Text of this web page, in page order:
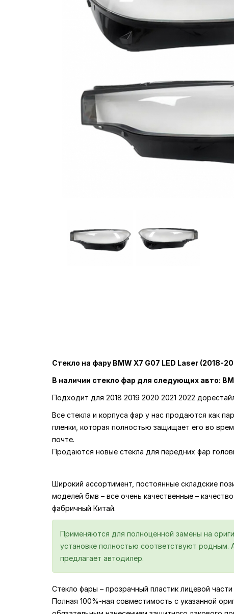
Стекло на фару BMW X7 G07 LED Laser (2018-
В наличии стекло фар для следующих авто:
Подходит для 2018 2019 2020 2021 2022
Все стекла и корпуса фар у нас продаются как
пленки, которая полностью защищает его во
почте.
Продаются новые стекла для передних фар
Широкий ассортимент, постоянные складские
моделей бмв – все очень качественные –
фабричный Китай.
Применяются для полноценной замены на
установке полностью соответствуют родным.
предлагает автодилер.
Стекло фары – прозрачный пластик лицевой
Полная 100%-ная совместимость с указанной